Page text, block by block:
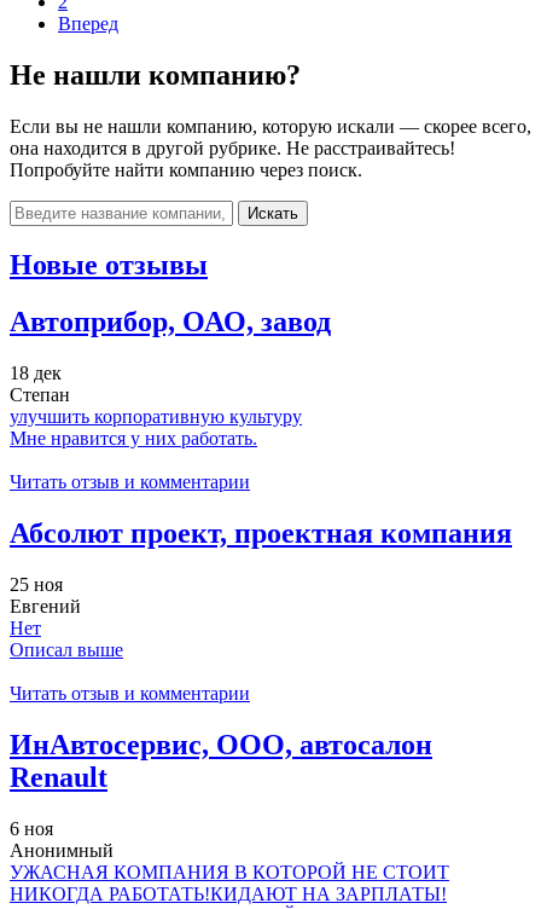
Вперед
Не нашли компанию?
Если вы не нашли компанию, которую искали — скорее всего,
она находится в другой рубрике. Не расстраивайтесь!
Попробуйте найти компанию через поиск.
Искать
Новые отзывы
Автоприбор, ОАО, завод
18 дек
Степан
улучшить корпоративную культуру
Мне нравится у них работать.
Читать отзыв и комментарии
Абсолют проект, проектная компания
25 ноя
Евгений
Нет
Описал выше
Читать отзыв и комментарии
ИнАвтосервис, ООО, автосалон
Renault
6 ноя
Анонимный
УЖАСНАЯ КОМПАНИЯ В КОТОРОЙ НЕ СТОИТ
НИКОГДА РАБОТАТЬ!КИДАЮТ НА ЗАРПЛАТЫ!